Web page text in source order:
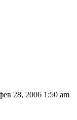
28, 2006 1:50 am